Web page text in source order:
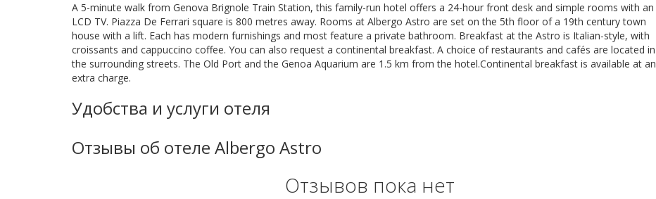
A 5-minute walk from Genova Brignole Train Station, this family-run hotel offers a 24-hour front desk and simple rooms with an
LCD TV. Piazza De Ferrari square is 800 metres away. Rooms at Albergo Astro are set on the 5th floor of a 19th century town
house with a lift. Each has modern furnishings and most feature a private bathroom. Breakfast at the Astro is Italian-style, with
croissants and cappuccino coffee. You can also request a continental breakfast. A choice of restaurants and cafés are located in
the surrounding streets. The Old Port and the Genoa Aquarium are 1.5 km from the hotel.Continental breakfast is available at an
extra charge.
Удобства и услуги отеля
Отзывы об отеле Albergo Astro
Отзывов пока нет